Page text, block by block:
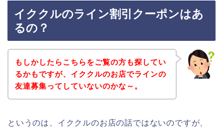
イククルのライン割引クーポンはあ
るの？
もしかしたらこちらをご覧の方も探してい
るかもですが、イククルのお店でラインの
友達募集ってしていないのかな～。
というのは、イククルのお店の話ではないのですが、